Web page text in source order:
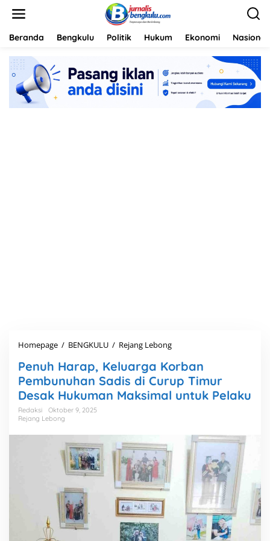
Beranda Bengkulu Politik Hukum Ekonomi Nasional
Homepage / BENGKULU / Rejang Lebong
n
u
h
H
,
Penuh Harap, Keluarga Korban
Pembunuhan Sadis di Curup Timur
Desak Hukuman Maksimal untuk Pelaku
Redaksi
Oktober 9, 2025
Rejang Lebong